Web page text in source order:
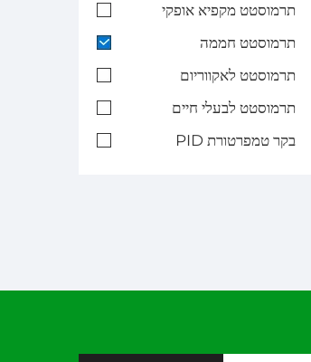
תרמוסטט מקפיא אופקי
תרמוסטט חממה
תרמוסטט לאקווריום
תרמוסטט לבעלי חיים
בקר טמפרטורת PID